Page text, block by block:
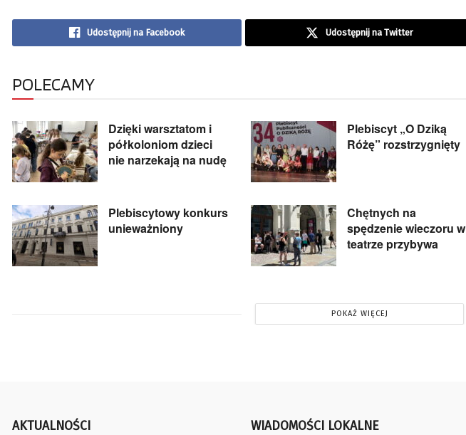
Udostępnij na Facebook Udostępnij na Twitter
POLECAMY
Dzięki warsztatom i
półkoloniom dzieci
nie narzekają na nudę
Plebiscyt „O Dziką
Różę” rozstrzygnięty
Plebiscytowy konkurs
unieważniony
Chętnych na
spędzenie wieczoru w
teatrze przybywa
POKAŻ WIĘCEJ
AKTUALNOŚCI WIADOMOŚCI LOKALNE